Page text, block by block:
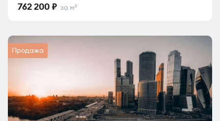
762 200 ₽ за м2
Продажа